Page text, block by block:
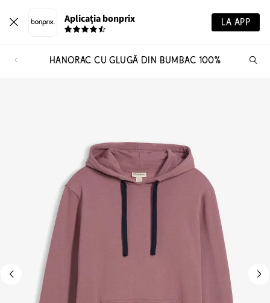
Aplicația bonprix LA APP
HANORAC CU GLUGĂ DIN BUMBAC 100%